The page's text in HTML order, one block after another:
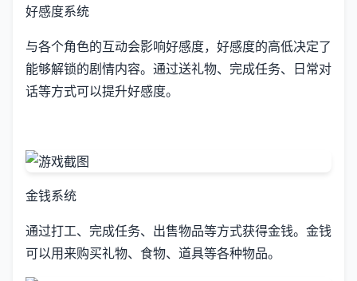
好感度系统
与各个角色的互动会影响好感度，好感度的高低决定了
能够解锁的剧情内容。通过送礼物、完成任务、日常对
话等方式可以提升好感度。
金钱系统
通过打工、完成任务、出售物品等方式获得金钱。金钱
可以用来购买礼物、食物、道具等各种物品。